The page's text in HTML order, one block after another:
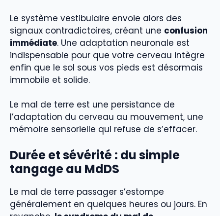
Le système vestibulaire envoie alors des
signaux contradictoires, créant une confusion
immédiate. Une adaptation neuronale est
indispensable pour que votre cerveau intègre
enfin que le sol sous vos pieds est désormais
immobile et solide.
Le mal de terre est une persistance de
l’adaptation du cerveau au mouvement, une
mémoire sensorielle qui refuse de s’effacer.
Durée et sévérité : du simple
tangage au MdDS
Le mal de terre passager s’estompe
généralement en quelques heures ou jours. En